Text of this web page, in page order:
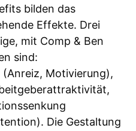
bilden das
Effekte. Drei
mit Comp & Ben
sind:
Motivierung),
Die Gestaltung